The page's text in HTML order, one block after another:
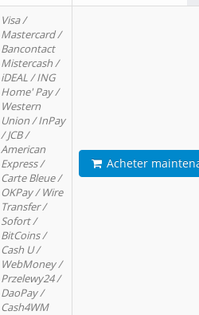
Visa /
Mastercard /
Bancontact
Mistercash /
iDEAL / ING
Home' Pay /
Western
Union / InPay
/ JCB /
American
Express /
Carte Bleue /
OKPay / Wire
Transfer /
Sofort /
BitCoins /
Cash U /
WebMoney /
Przelewy24 /
DaoPay /
Cash4WM
Acheter